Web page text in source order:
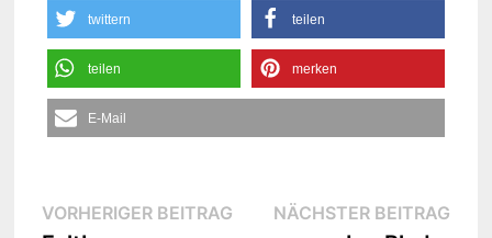
twittern teilen
teilen merken
E-Mail
Beitrags-
VORHERIGER BEITRAGVorheriger
NÄCHSTER BEITRAG